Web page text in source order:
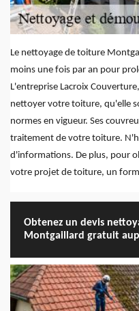
Le nettoyage de toiture
moins une fois par an pour
L'entreprise Lacroix
nettoyer votre toiture, qu'elle
normes en vigueur. Ses
traitement de votre toiture.
d'informations. De plus, pour
votre projet de toiture, un
Obtenez un devis
Montgaillard gratuit